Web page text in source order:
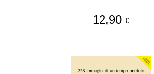
12,90 €